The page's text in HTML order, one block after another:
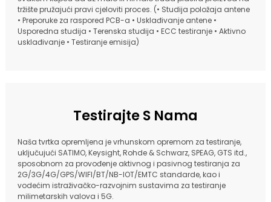
tržište pružajući pravi cjeloviti proces. (• Studija položaja antene
• Preporuke za raspored PCB-a • Usklađivanje antene •
Usporedna studija • Terenska studija • ECC testiranje • Aktivno
usklađivanje • Testiranje emisija)
Testirajte S Nama
Naša tvrtka opremljena je vrhunskom opremom za testiranje,
uključujući SATIMO, Keysight, Rohde & Schwarz, SPEAG, GTS itd.,
sposobnom za provođenje aktivnog i pasivnog testiranja za
2G/3G/4G/GPS/WIFI/BT/NB-IOT/EMTC standarde, kao i
vodećim istraživačko-razvojnim sustavima za testiranje
milimetarskih valova i 5G.